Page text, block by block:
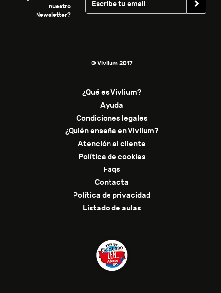
nuestro
Newsletter?
© Vivlium 2017
¿Qué es Vivlium?
Ayuda
Condiciones legales
¿Quién enseña en Vivlium?
Atención al cliente
Política de cookies
Faqs
Contacta
Política de privacidad
Listado de aulas